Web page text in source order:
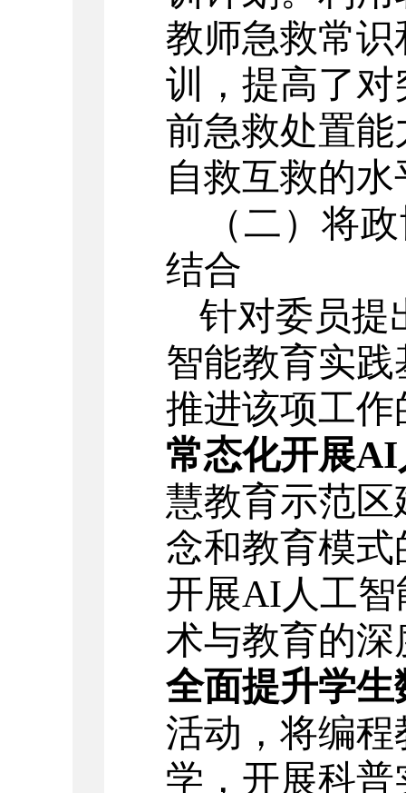
教师急救常
训，提高了对
前急救处置能
自救互救的水
（二）将
结合
针对委员提
智能教育实
推进该项工作
常态化开展AI
慧教育示范区
念和教育模
开展AI人工智
术与教育的深
全面提升学
活动 ， 将编程
学 ， 开展科普